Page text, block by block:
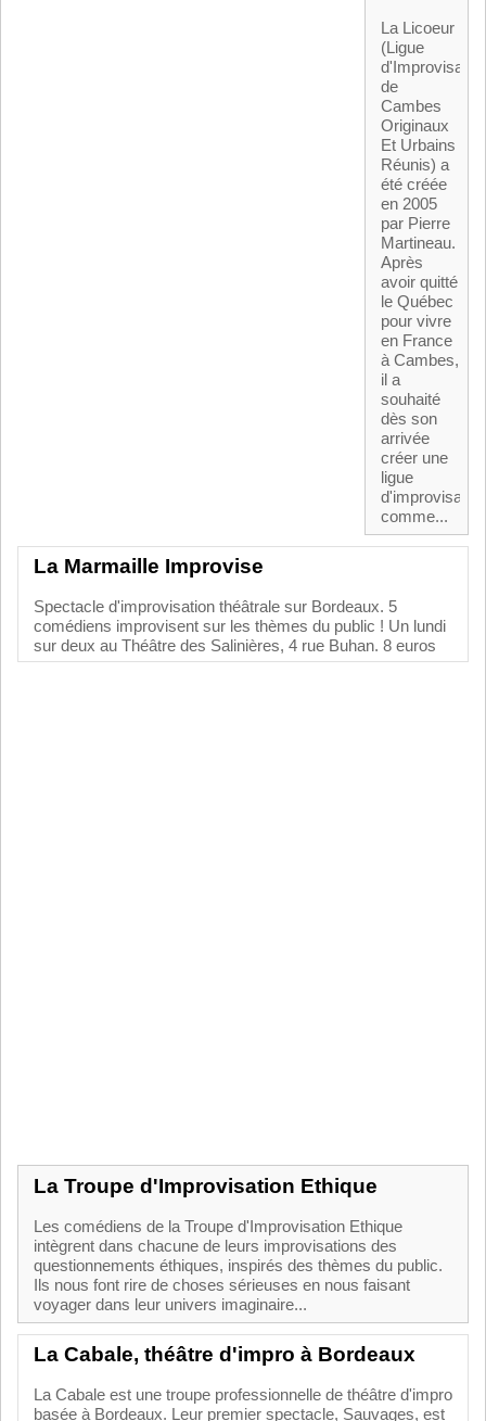
La Licoeur
(Ligue
de
Cambes
Originaux
Et Urbains
Réunis) a
été créée
en 2005
par Pierre
Martineau.
Après
avoir quitté
le Québec
pour vivre
en France
à Cambes,
il a
souhaité
dès son
arrivée
créer une
ligue
d'improvisation
comme...
La Marmaille Improvise
Spectacle d'improvisation théâtrale sur Bordeaux. 5
comédiens improvisent sur les thèmes du public ! Un lundi
sur deux au Théâtre des Salinières, 4 rue Buhan. 8 euros
La Troupe d'Improvisation Ethique
Les comédiens de la Troupe d'Improvisation Ethique
intègrent dans chacune de leurs improvisations des
questionnements éthiques, inspirés des thèmes du public.
Ils nous font rire de choses sérieuses en nous faisant
voyager dans leur univers imaginaire...
La Cabale, théâtre d'impro à Bordeaux
La Cabale est une troupe professionnelle de théâtre d'impro
basée à Bordeaux. Leur premier spectacle, Sauvages, est